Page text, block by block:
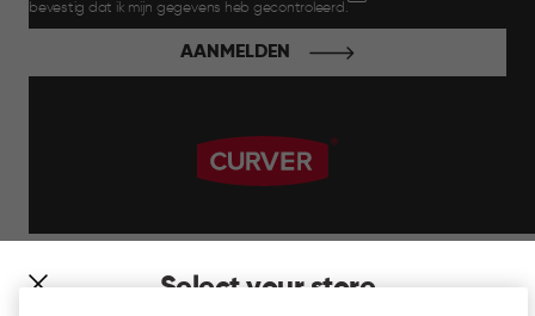
Select your store
bevestig dat ik mijn gegevens heb gecontroleerd.
AANMELDEN